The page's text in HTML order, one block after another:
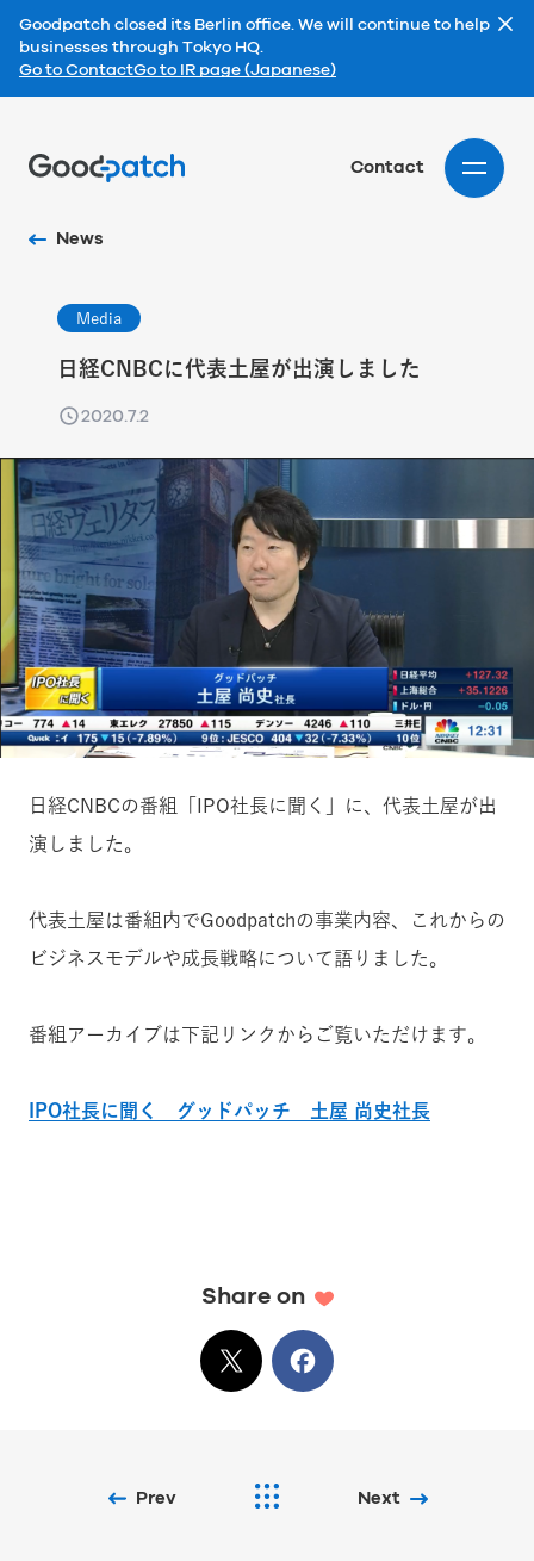
Goodpatch closed its Berlin office. We will continue to help
businesses through Tokyo HQ.
Go to ContactGo to IR page (Japanese)
Contact
News
Media
日経CNBCに代表土屋が出演しました
2020.7.2
日経CNBCの番組「IPO社長に聞く」に、代表土屋が出
演しました。
代表土屋は番組内でGoodpatchの事業内容、これからの
ビジネスモデルや成長戦略について語りました。
番組アーカイブは下記リンクからご覧いただけます。
IPO社長に聞く グッドパッチ 土屋 尚史社長
Share on
XでシェアFacebook
Prev Next